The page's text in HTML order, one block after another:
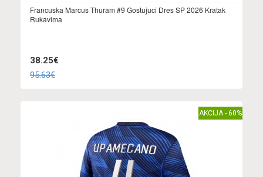
Francuska Marcus Thuram #9 Gostujuci Dres SP 2026 Kratak
Rukavima
38.25€
95.63€
AKCIJA - 60%